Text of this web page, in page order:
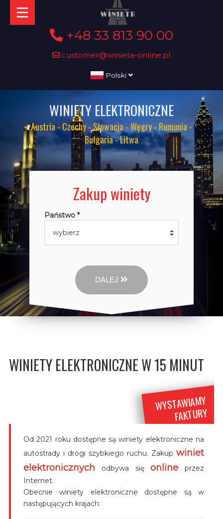
+48 33 813 90 00
customer@winieta-online.pl
Polski
WINIETY ELEKTRONICZNE
Austria - Czechy - Słowacja - Węgry - Rumunia -
Bułgaria - Litwa
Zakup winiety
Państwo *
DALEJ
WINIETY ELEKTRONICZNE W 15 MINUT
WYSTAWIAMY
FAKTURY
Od 2021 roku dostępne są winiety elektroniczne na
autostrady i drogi szybkiego ruchu. Zakupwiniet
elektronicznych odbywa sięonline przez
Internet.
Obecnie winiety elektroniczne dostępne są w
następujących krajach: